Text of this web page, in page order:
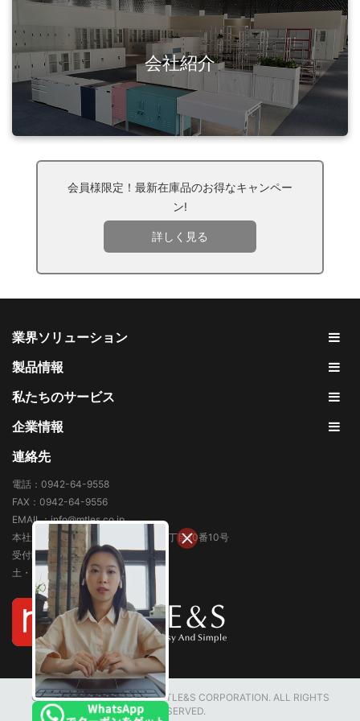
会社紹介
会員様限定！最新在庫品のお得なキャンペー
ン!
詳しく見る
業界ソリューション
製品情報
私たちのサービス
企業情報
連絡先
電話：0942-64-9558
FAX：0942-64-9556
EMAIL：info@mtles.co.jp
本社所在地: 福岡県久留米市東合川3丁目10番10号
受付時間 9:00～18:00
土・日・祝日、年末年始を除く
COPYRIGHT © 2007-2026 MTLE&S CORPORATION. ALL RIGHTS
RESERVED.